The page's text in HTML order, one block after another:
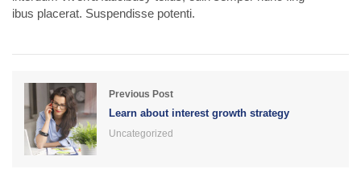
ibus placerat. Suspendisse potenti.
Previous Post
Learn about interest growth strategy
Uncategorized